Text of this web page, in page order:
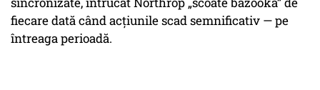
fiecare dată când acțiunile scad semnificativ — pe
întreaga perioadă.